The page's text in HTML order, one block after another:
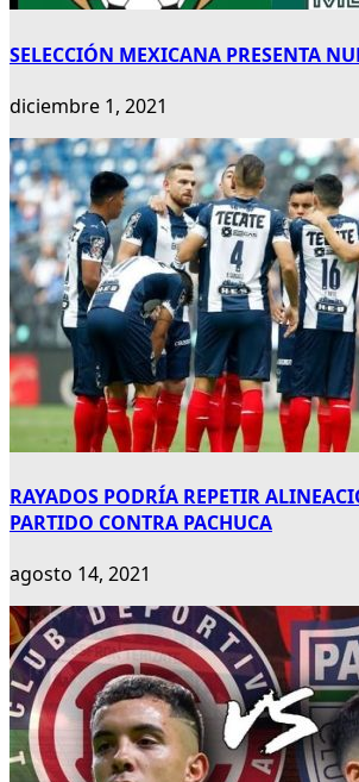
SELECCIÓN MEXICANA PRESENTA
diciembre 1, 2021
RAYADOS PODRÍA REPETIR
PARTIDO CONTRA PACHUCA
agosto 14, 2021